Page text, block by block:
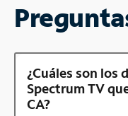
¿Cuáles son los
Spectrum TV
CA?